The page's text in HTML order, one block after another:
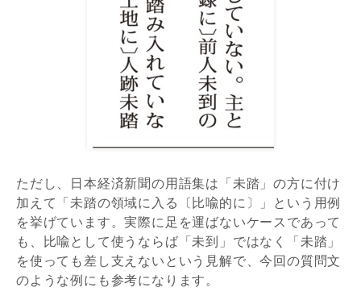
ただし、日本経済新聞の用語集は「未踏」の方に付け
加えて「未踏の領域に入る〔比喩的に〕」という用例
を挙げています。実際に足を運ばないケースであって
も、比喩として使うならば「未到」ではなく「未踏」
を使っても差し支えないという見解で、今回の質問文
のような例にも参考になります。